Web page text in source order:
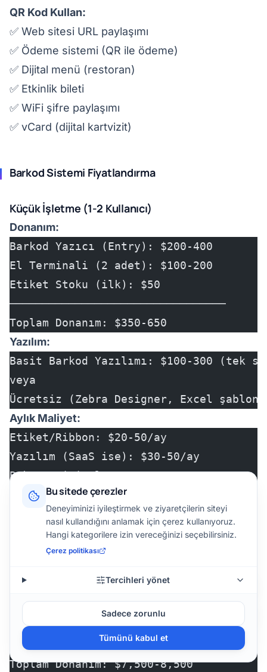
QR Kod Kullan:
✅ Web sitesi URL paylaşımı
✅ Ödeme sistemi (QR ile ödeme)
✅ Dijital menü (restoran)
✅ Etkinlik bileti
✅ WiFi şifre paylaşımı
✅ vCard (dijital kartvizit)
Barkod Sistemi Fiyatlandırma
Küçük İşletme (1-2 Kullanıcı)
Donanım:
Barkod Yazıcı (Entry): $200-400
El Terminali (2 adet): $100-200
Etiket Stoku (ilk): $50
─────────────────────────────────
Toplam Donanım: $350-650
Yazılım:
Basit Barkod Yazılımı: $100-300 (tek
veya
Ücretsiz (Zebra Designer, Excel
Aylık Maliyet:
Etiket/Ribbon: $20-50/ay
Yazılım (SaaS ise): $30-50/ay
Bakım: Minimal
─────────────────────────────────
~$50-100/ay
Orta Ölçek (10-20 Kullanıcı, Depo/E-Ticaret)
Barkod Yazıcı (Endüstriyel, 2 adet):
Mobil Terminal (10 adet): $5,000
Sabit Scanner (konveyör): $1,000-2,000
─────────────────────────────────
Toplam Donanım: $7,500-8,500
Bu sitede çerezler
Deneyiminizi iyileştirmek ve ziyaretçilerin siteyi
nasıl kullandığını anlamak için çerez kullanıyoruz.
Hangi kategorilere izin vereceğinizi seçebilirsiniz.
Çerez politikası
Tercihleri yönet
Sadece zorunlu
Tümünü kabul et